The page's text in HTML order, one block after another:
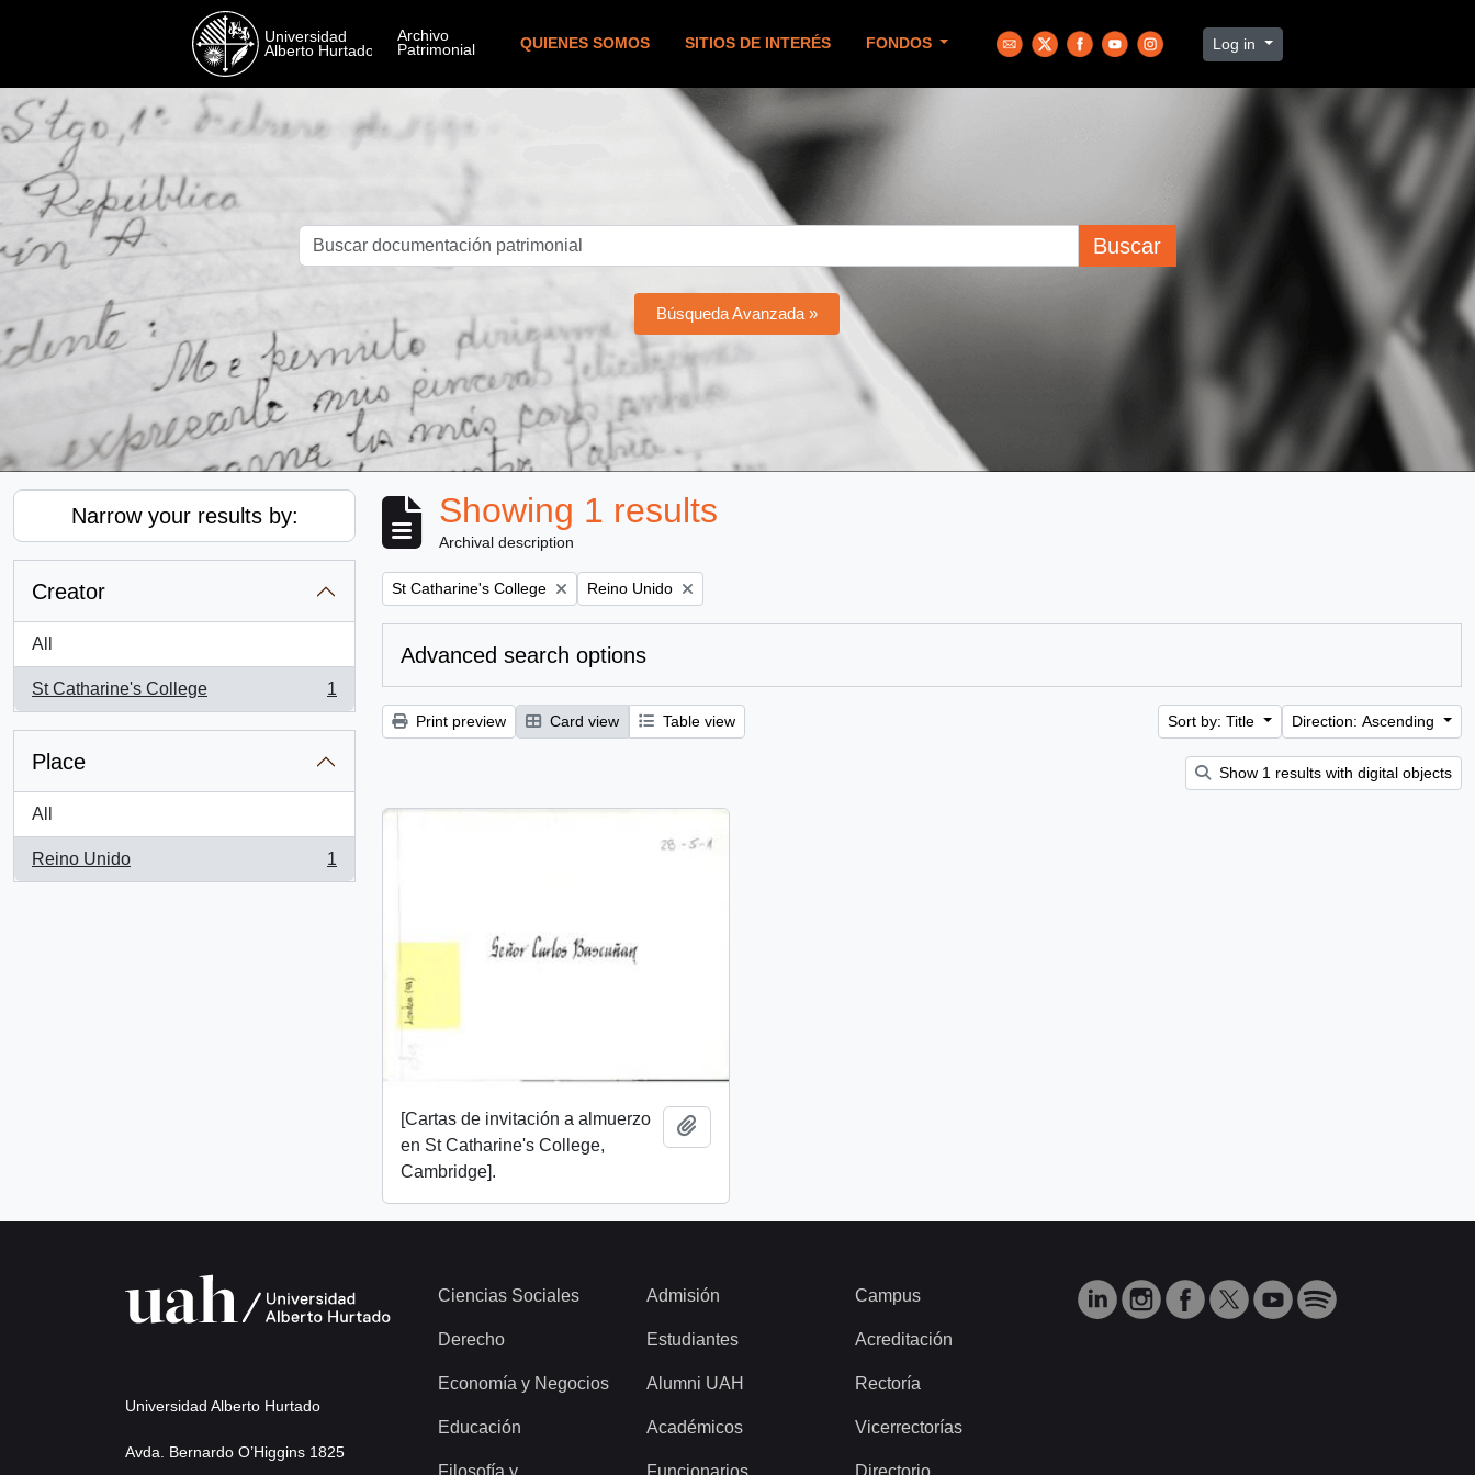
QUIENES SOMOS SITIOS DE INTERÉS FONDOS Log in
Buscar
Búsqueda Avanzada »
Narrow your results by:
Creator
All
St Catharine's College
, 1 results
1
Place
All
Reino Unido
, 1 results
1
Showing 1 results
Archival description
Remove filter:
St Catharine's College Remove filter:
Reino Unido
Advanced search options
Print preview Card view Table view Sort by: Title Direction: Ascending
Show 1 results with digital objects
[Cartas de invitación a almuerzo
en St Catharine's College,
Cambridge].
Universidad Alberto Hurtado
Avda. Bernardo O’Higgins 1825
Ciencias Sociales
Derecho
Economía y Negocios
Educación
Filosofía y
Admisión
Estudiantes
Alumni UAH
Académicos
Funcionarios
Campus
Acreditación
Rectoría
Vicerrectorías
Directorio